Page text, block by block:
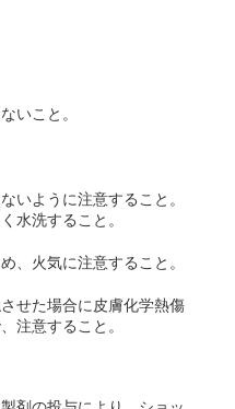
いこと。
いように注意すること。
水洗すること。
、火気に注意すること。
せた場合に皮膚化学熱傷
注意すること。